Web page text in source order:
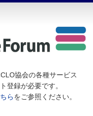
協会の各種サービス
登録が必要です。
らをご参照ください。